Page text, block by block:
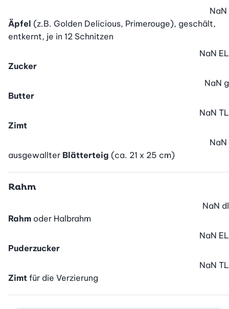
Äpfel (z.B. Golden Delicious, Primerouge), geschält,
entkernt, je in 12 Schnitzen
NaN
Zucker
NaN EL
Butter
NaN g
Zimt
NaN TL
ausgewallter Blätterteig (ca. 21 x 25 cm)
NaN
Rahm
Rahm oder Halbrahm
NaN dl
Puderzucker
NaN EL
Zimt für die Verzierung
NaN TL